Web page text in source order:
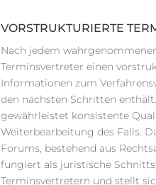
VORSTRUKTURIERTE
Nach jedem
Terminsvertreter einen
Informationen zum
den nächsten Schritten
gewährleistet konsistente
Weiterbearbeitung des Falls.
Forums, bestehend aus
fungiert als juristische
Terminsvertretern und stellt